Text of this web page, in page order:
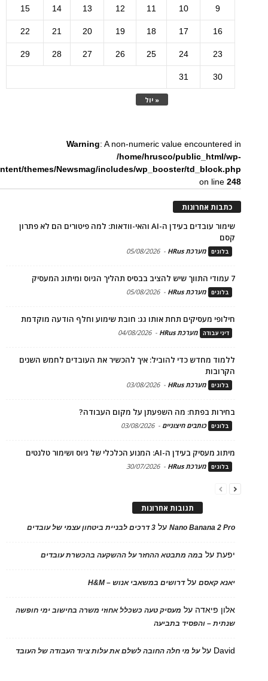
« יול
9
10
11
12
13
14
15
16
17
18
19
20
21
22
23
24
25
26
27
28
29
30
31
Warning: A non-numeric value encountered in
/home/hrusco/public_html/wp-
themes/Newsmag/includes/wp_booster/td_block.php
on line248
כתבות אחרונות
שימור עובדים בעידן ה-AI והאי-וודאות: למה פיטורים הם לא פתרון
קסם
בלוגים מערכת HRus -
05/08/2026
7 עמודי התווך שיש להציב בבסיס תהליך הגיוס ומיתוג המעסיק
בלוגים מערכת HRus -
05/08/2026
חילופי מעסיקים תחת אותו גג: חובת שימוע וחלף הודעה מוקדמת
דיני עבודה מערכת HRus -
04/08/2026
ללמוד מחדש כדי להוביל: איך להכשיר את העובדים לחמש השנים
הקרובות
בלוגים מערכת HRus -
03/08/2026
בחירות בפתח: מה השפעתן על מקום העבודה?
בלוגים כותבים חיצוניים -
03/08/2026
מיתוג מעסיק בעידן ה-AI: המנוע הכלכלי של גיוס ושימור טלנטים
בלוגים מערכת HRus -
30/07/2026
תגובות אחרונות
Nano Banana 2 Proעל 3 דרכים לבניית ביטחון עצמי של עובדים
יפעתעל במה מתבטא ההחזר על ההשקעה בהכשרת עובדים
יאנא קאסםעלדרושים במשאבי אנוש – H&M
אלון פיאדה על מעסיק טעה כשכלל אחוזי משרה בחישוב ימי חופשה
שנתית – והפסיד בתביעה
David עלעל מי חלה החובה לשלם את עלות ציוד העבודה של העובד